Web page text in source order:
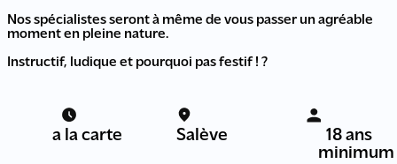
Nos spécialistes seront à même de vous passer un agréable
moment en pleine nature.
Instructif, ludique et pourquoi pas festif ! ?
a la carte Salève
18 ans
minimum